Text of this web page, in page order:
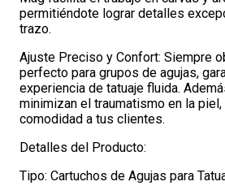
permitiéndote lograr detalles
trazo.
Ajuste Preciso y Confort: Siempre
perfecto para grupos de agujas,
experiencia de tatuaje fluida.
minimizan el traumatismo en la piel,
comodidad a tus clientes.
Detalles del Producto:
Tipo: Cartuchos de Agujas para